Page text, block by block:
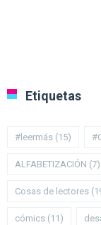
Etiquetas
#leermás (15)
ALFABETIZACIÓN (7)
Cosas de lectores
cómics (11)